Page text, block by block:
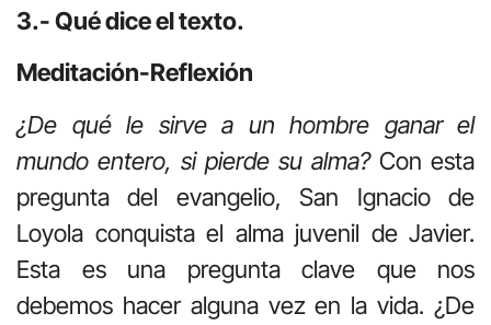
3.- Qué dice el texto.
Meditación-Reflexión
¿De qué le sirve a un hombre ganar el
mundo entero, si pierde su alma? Con esta
pregunta del evangelio, San Ignacio de
Loyola conquista el alma juvenil de Javier.
Esta es una pregunta clave que nos
debemos hacer alguna vez en la vida. ¿De